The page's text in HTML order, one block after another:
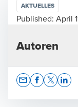
AKTUELLES
Published: April
Autoren